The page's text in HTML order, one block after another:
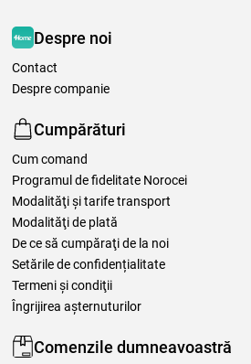
Despre noi
Contact
Despre companie
Cumpărături
Cum comand
Programul de fidelitate Norocei
Modalităţi şi tarife transport
Modalităţi de plată
De ce să cumpăraţi de la noi
Setările de confidențialitate
Termeni şi condiţii
Îngrijirea așternuturilor
Comenzile dumneavoastră